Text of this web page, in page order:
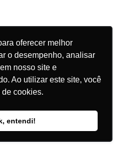
oferecer melhor
o desempenho, analisar
nosso site e
Ao utilizar este site, você
cookies.
entendi!